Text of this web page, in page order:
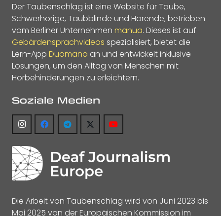
Der Taubenschlag ist eine Website für Taube,
Schwerhörige, Taubblinde und Hörende, betrieben
vom Berliner Unternehmen manua. Dieses ist auf
Gebärdensprachvideos spezialisiert, bietet die
Lern-App Duomano an und entwickelt inklusive
Lösungen, um den Alltag von Menschen mit
Hörbehinderungen zu erleichtern.
Soziale Medien
Die Arbeit von Taubenschlag wird von Juni 2023 bis
Mai 2025 von der Europäischen Kommission im